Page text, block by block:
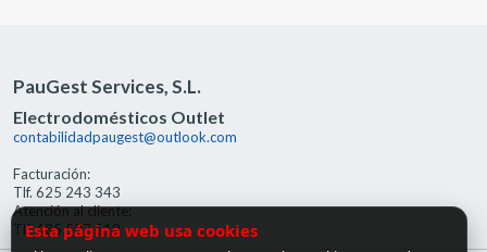
PauGest Services, S.L.
Electrodomésticos Outlet
contabilidadpaugest@outlook.com
Facturación:
Tlf. 625 243 343
Atención al cliente:
Tlf. 685 527 519
Esta página web usa cookies